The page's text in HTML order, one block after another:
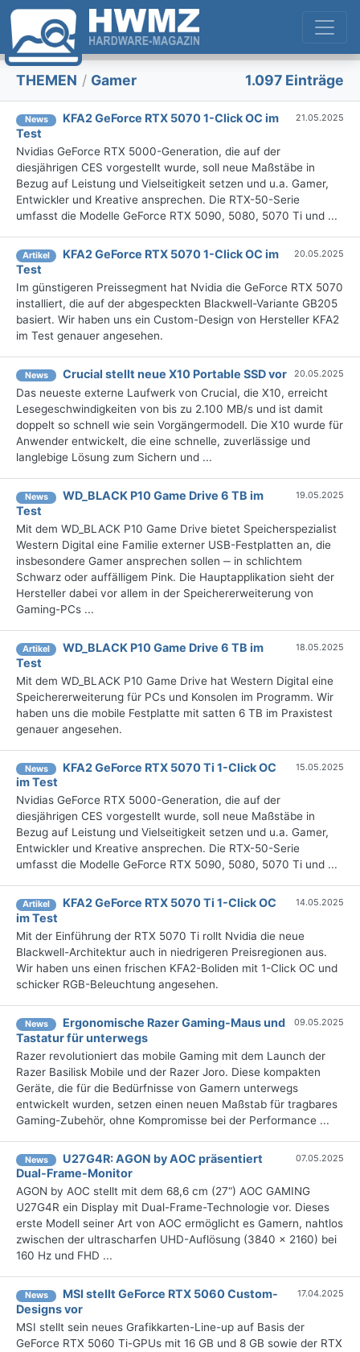
THEMEN / Gamer 1.097 Einträge
News
KFA2 GeForce RTX 5070 1-Click OC im
Test
21.05.2025
Nvidias GeForce RTX 5000-Generation, die auf der
diesjährigen CES vorgestellt wurde, soll neue Maßstäbe in
Bezug auf Leistung und Vielseitigkeit setzen und u.a. Gamer,
Entwickler und Kreative ansprechen. Die RTX-50-Serie
umfasst die Modelle GeForce RTX 5090, 5080, 5070 Ti und ...
Artikel
KFA2 GeForce RTX 5070 1-Click OC im
Test
20.05.2025
Im günstigeren Preissegment hat Nvidia die GeForce RTX 5070
installiert, die auf der abgespeckten Blackwell-Variante GB205
basiert. Wir haben uns ein Custom-Design von Hersteller KFA2
im Test genauer angesehen.
News Crucial stellt neue X10 Portable SSD vor 20.05.2025
Das neueste externe Laufwerk von Crucial, die X10, erreicht
Lesegeschwindigkeiten von bis zu 2.100 MB/s und ist damit
doppelt so schnell wie sein Vorgängermodell. Die X10 wurde für
Anwender entwickelt, die eine schnelle, zuverlässige und
langlebige Lösung zum Sichern und ...
News
WD_BLACK P10 Game Drive 6 TB im
Test
19.05.2025
Mit dem WD_BLACK P10 Game Drive bietet Speicherspezialist
Western Digital eine Familie externer USB-Festplatten an, die
insbesondere Gamer ansprechen sollen ‒ in schlichtem
Schwarz oder auffälligem Pink. Die Hauptapplikation sieht der
Hersteller dabei vor allem in der Speichererweiterung von
Gaming-PCs ...
Artikel
WD_BLACK P10 Game Drive 6 TB im
Test
18.05.2025
Mit dem WD_BLACK P10 Game Drive hat Western Digital eine
Speichererweiterung für PCs und Konsolen im Programm. Wir
haben uns die mobile Festplatte mit satten 6 TB im Praxistest
genauer angesehen.
News
KFA2 GeForce RTX 5070 Ti 1-Click OC
im Test
15.05.2025
Nvidias GeForce RTX 5000-Generation, die auf der
diesjährigen CES vorgestellt wurde, soll neue Maßstäbe in
Bezug auf Leistung und Vielseitigkeit setzen und u.a. Gamer,
Entwickler und Kreative ansprechen. Die RTX-50-Serie
umfasst die Modelle GeForce RTX 5090, 5080, 5070 Ti und ...
Artikel
KFA2 GeForce RTX 5070 Ti 1-Click OC
im Test
14.05.2025
Mit der Einführung der RTX 5070 Ti rollt Nvidia die neue
Blackwell-Architektur auch in niedrigeren Preisregionen aus.
Wir haben uns einen frischen KFA2-Boliden mit 1-Click OC und
schicker RGB-Beleuchtung angesehen.
News
Ergonomische Razer Gaming-Maus und
Tastatur für unterwegs
09.05.2025
Razer revolutioniert das mobile Gaming mit dem Launch der
Razer Basilisk Mobile und der Razer Joro. Diese kompakten
Geräte, die für die Bedürfnisse von Gamern unterwegs
entwickelt wurden, setzen einen neuen Maßstab für tragbares
Gaming-Zubehör, ohne Kompromisse bei der Performance ...
News
U27G4R: AGON by AOC präsentiert
Dual-Frame-Monitor
07.05.2025
AGON by AOC stellt mit dem 68,6 cm (27“) AOC GAMING
U27G4R ein Display mit Dual-Frame-Technologie vor. Dieses
erste Modell seiner Art von AOC ermöglicht es Gamern, nahtlos
zwischen der ultrascharfen UHD-Auflösung (3840 x 2160) bei
160 Hz und FHD ...
News
MSI stellt GeForce RTX 5060 Custom-
Designs vor
17.04.2025
MSI stellt sein neues Grafikkarten-Line-up auf Basis der
GeForce RTX 5060 Ti-GPUs mit 16 GB und 8 GB sowie der RTX